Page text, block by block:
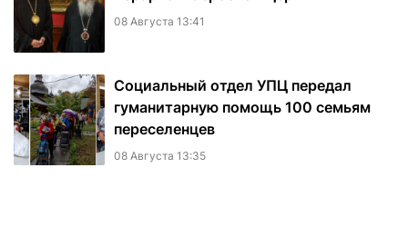
08 Августа 13:41
Социальный отдел УПЦ передал
гуманитарную помощь 100 семьям
переселенцев
08 Августа 13:35